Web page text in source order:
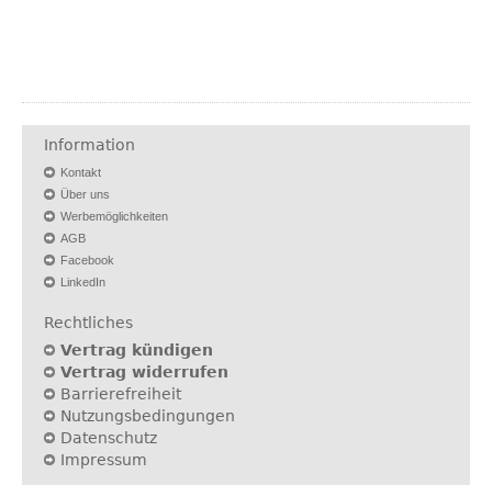
Information
Kontakt
Über uns
Werbemöglichkeiten
AGB
Facebook
LinkedIn
Rechtliches
Vertrag kündigen
Vertrag widerrufen
Barrierefreiheit
Nutzungsbedingungen
Datenschutz
Impressum